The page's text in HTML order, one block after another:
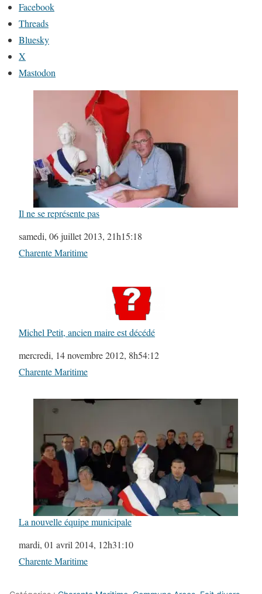
Facebook
Threads
Bluesky
X
Mastodon
Il ne se représente pas
Date
samedi, 06 juillet 2013, 21h15:18
Par rapport à
Charente Maritime
Michel Petit, ancien maire est décédé
Date
mercredi, 14 novembre 2012, 8h54:12
Par rapport à
Charente Maritime
La nouvelle équipe municipale
Date
mardi, 01 avril 2014, 12h31:10
Par rapport à
Charente Maritime